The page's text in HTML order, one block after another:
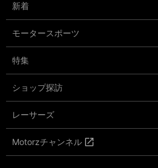
新着
モータースポーツ
特集
ショップ探訪
レーサーズ
Motorzチャンネル